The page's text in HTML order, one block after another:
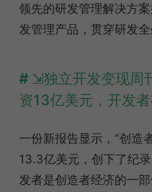
领先的研发管理解决方
发管理产品，贯穿研发全
独立开发变现周
资13亿美元，开发
一份新报告显示，“创造
13.3亿美元，创下了纪
发者是创造者经济的一